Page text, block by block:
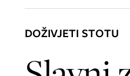
DOŽIVJETI STOTU